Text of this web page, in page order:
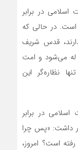
در برابر
است. در حالی که
قدس شریف
له می‌شود و امت
نظاره‌گر این
در برابر
داشت: «پس چرا
است؟ امروز،